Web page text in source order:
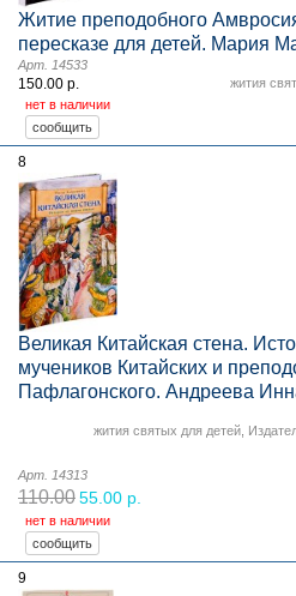
Житие преподобного
пересказе для детей. Мария
жития
Арт. 14533
150.00 р.
нет в наличии
8
Великая Китайская стена.
мучеников Китайских и
Пафлагонского. Андреева
жития святых для детей
Арт. 14313
110.0055.00 р.
нет в наличии
9